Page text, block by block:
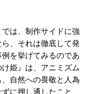
は、制作サイドに強
、それは徹底して発
を挙げてみるのであ
姫』は、アニミズム
自然への畏敬と人為
に押し通したこと